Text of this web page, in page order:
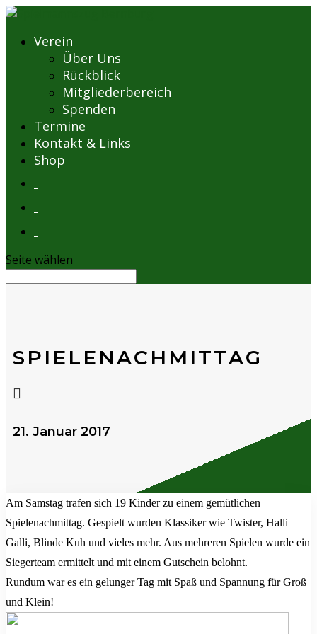
Verein
Über Uns
Rückblick
Mitgliederbereich
Spenden
Termine
Kontakt & Links
Shop
Seite wählen
SPIELENACHMITTAG

21. Januar 2017
Am Samstag trafen sich 19 Kinder zu einem gemütlichen
Spielenachmittag. Gespielt wurden Klassiker wie Twister, Halli
Galli, Blinde Kuh und vieles mehr. Aus mehreren Spielen wurde ein
Siegerteam ermittelt und mit einem Gutschein belohnt.
Rundum war es ein gelunger Tag mit Spaß und Spannung für Groß
und Klein!